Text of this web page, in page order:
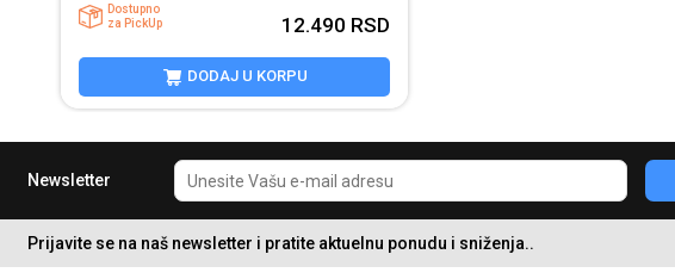
Dostupno
za PickUp
12.490 RSD
DODAJ U KORPU
Newsletter
Prijavite se na naš newsletter i pratite aktuelnu ponudu i sniženja..